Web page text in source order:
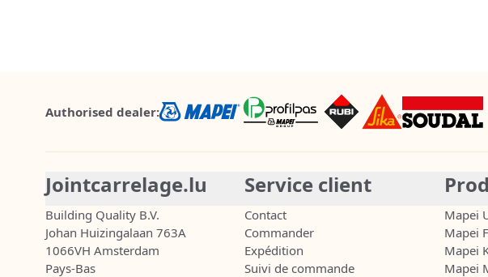
Authorised dealer:
Jointcarrelage.lu
Building Quality B.V.
Johan Huizingalaan 763A
1066VH Amsterdam
Pays-Bas
Service client
Contact
Commander
Expédition
Suivi de commande
Mapei
Mapei
Mapei
Mapei